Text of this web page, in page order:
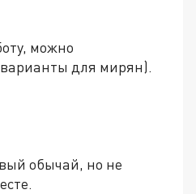
можно
для мирян).
обычай, но не